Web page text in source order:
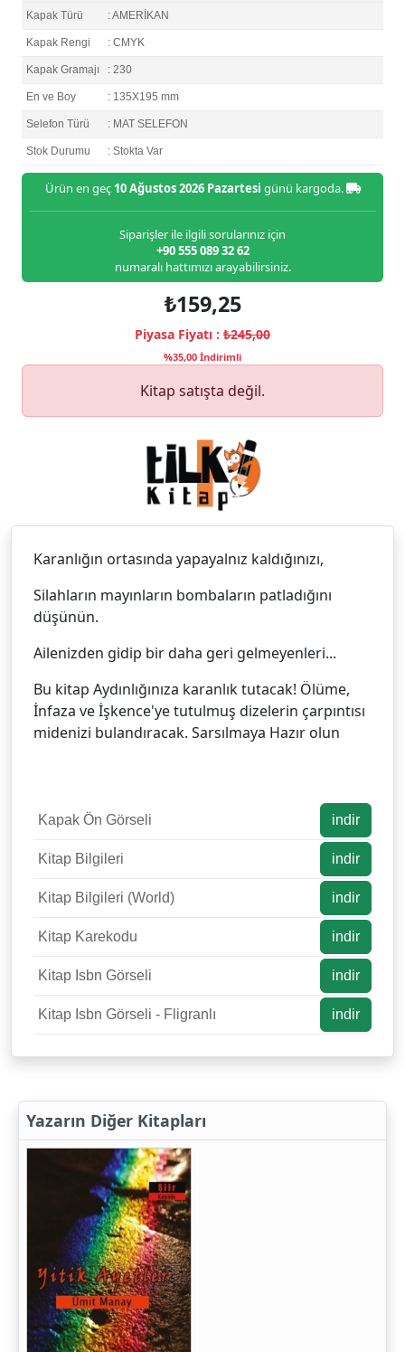
Kapak Türü : AMERİKAN
Kapak Rengi : CMYK
Kapak Gramajı : 230
En ve Boy : 135X195 mm
Selefon Türü : MAT SELEFON
Stok Durumu : Stokta Var
Ürün en geç 10 Ağustos 2026 Pazartesi günü kargoda.
Siparişler ile ilgili sorularınız için
+90 555 089 32 62
numaralı hattımızı arayabilirsiniz.
₺159,25
Piyasa Fiyatı : ₺245,00
%35,00 İndirimli
Kitap satışta değil.
Karanlığın ortasında yapayalnız kaldığınızı,
Silahların mayınların bombaların patladığını
düşünün.
Ailenizden gidip bir daha geri gelmeyenleri...
Bu kitap Aydınlığınıza karanlık tutacak! Ölüme,
İnfaza ve İşkence'ye tutulmuş dizelerin çarpıntısı
midenizi bulandıracak. Sarsılmaya Hazır olun
Kapak Ön Görseli indir
Kitap Bilgileri indir
Kitap Bilgileri (World) indir
Kitap Karekodu indir
Kitap Isbn Görseli indir
Kitap Isbn Görseli - Fligranlı indir
Yazarın Diğer Kitapları